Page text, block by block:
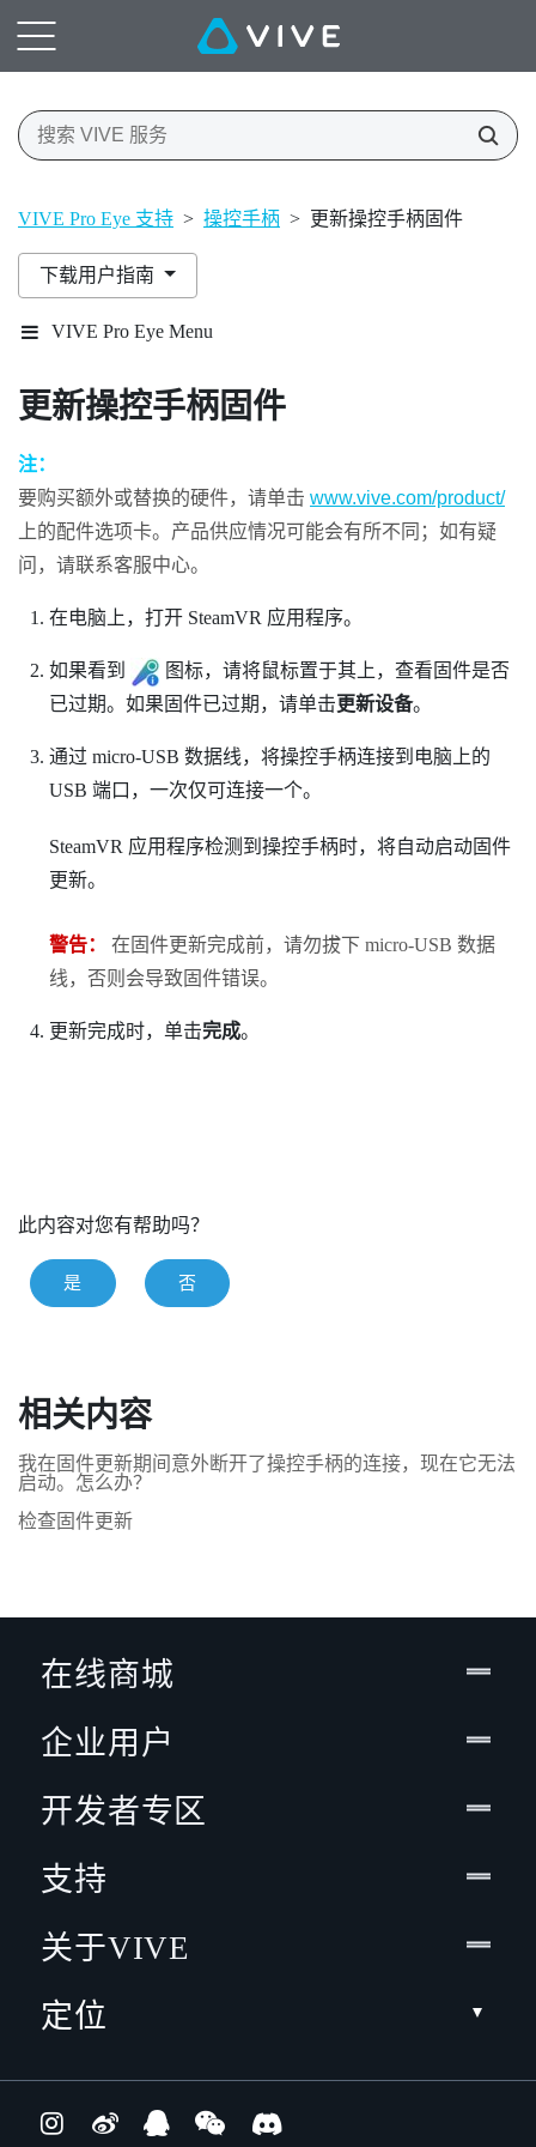
VIVE Pro Eye 支持 > 操控手柄 > 更新操控手柄固件
下载用户指南
VIVE Pro Eye Menu
更新操控手柄固件
注：
要购买额外或替换的硬件，请单击 www.vive.com/product/
上的配件选项卡。产品供应情况可能会有所不同；如有疑
问，请联系客服中心。
在电脑上，打开 SteamVR 应用程序。
如果看到
图标，请将鼠标置于其上，查看固件是否
已过期。如果固件已过期，请单击更新设备。
通过 micro-USB 数据线，将操控手柄连接到电脑上的
USB 端口，一次仅可连接一个。
SteamVR 应用程序检测到操控手柄时，将自动启动固件
更新。
警告：
在固件更新完成前，请勿拔下 micro-USB 数据
线，否则会导致固件错误。
更新完成时，单击完成。
此内容对您有帮助吗？
是 否
相关内容
我在固件更新期间意外断开了操控手柄的连接，现在它无法
启动。怎么办？
检查固件更新
在线商城
企业用户
开发者专区
支持
关于VIVE
定位